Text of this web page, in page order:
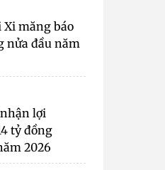
Xi măng báo
nửa đầu năm
lợi
tỷ đồng
2026